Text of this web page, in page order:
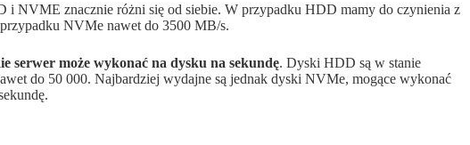
i NVME znacznie różni się od siebie. W przypadku HDD mamy do czynienia z
NVMe nawet do 3500 MB/s.
serwer może wykonać na dysku na sekundę. Dyski HDD są w stanie
do 50 000. Najbardziej wydajne są jednak dyski NVMe, mogące wykonać